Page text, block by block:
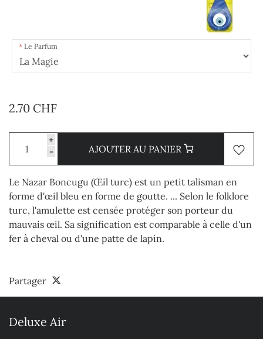
Le Parfum
2.70 CHF
+
-
AJOUTER AU PANIER
Le Nazar Boncugu (Œil turc) est un petit talisman en
forme d'œil bleu en forme de goutte. ... Selon le folklore
turc, l'amulette est censée protéger son porteur du
mauvais œil. Sa signification est comparable à celle d'un
fer à cheval ou d'une patte de lapin.
Partager
Deluxe Air